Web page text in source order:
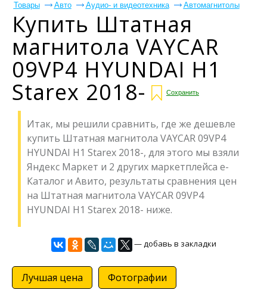
Товары Авто Аудио- и видеотехника Автомагнитолы
Купить Штатная
магнитола VAYCAR
09VP4 HYUNDAI H1
Starex 2018- Сохранить
Итак, мы решили сравнить, где же дешевле
купить Штатная магнитола VAYCAR 09VP4
HYUNDAI H1 Starex 2018-, для этого мы взяли
Яндекс Маркет и 2 других маркетплейса е-
Каталог и Авито, результаты сравнения цен
на Штатная магнитола VAYCAR 09VP4
HYUNDAI H1 Starex 2018- ниже.
— добавь в закладки
Лучшая цена Фотографии